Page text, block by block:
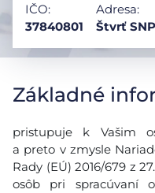
IČO:
37840801
Adresa:
Štvrť
Základné
pristupuje k Vašim
a preto v zmysle
Rady (EÚ) 2016/679 z
osôb pri spracúvaní